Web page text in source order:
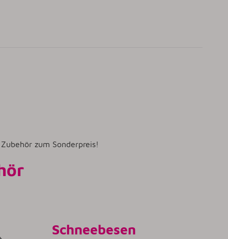
zum Sonderpreis!
Schneebesen